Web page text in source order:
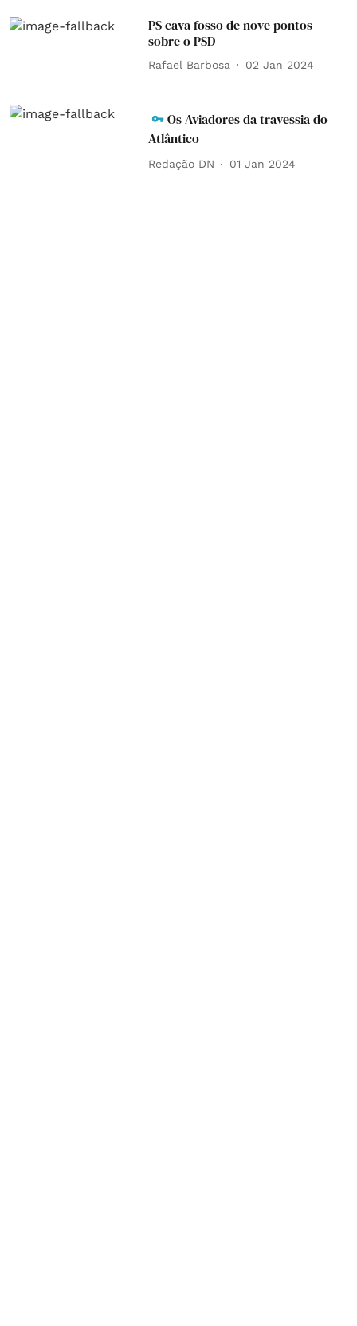
PS cava fosso de nove pontos
sobre o PSD
Rafael Barbosa 02 Jan 2024
Os Aviadores da travessia do
Atlântico
Redação DN 01 Jan 2024